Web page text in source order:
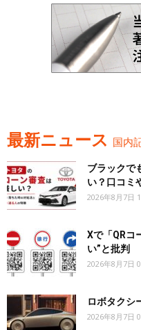
最新ニュース 国内
ブラックで
い？口コミ
2026年8月7日
Xで「QRコ
い”と批判
2026年8月7日
ロボタクシ
2026年8月7日